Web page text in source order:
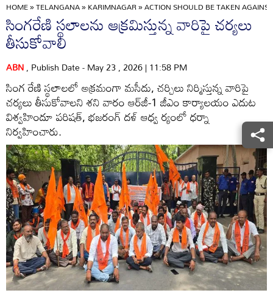
HOME»TELANGANA»KARIMNAGAR»ACTION SHOULD BE TAKEN
సింగరేణి స్థలాలను ఆక్రమిస్తున్న వారిపై చర్యలు
తీసుకోవాలి
ABN, Publish Date - May 23 , 2026 | 11:58 PM
సింగ రేణి స్థలాలలో అక్రమంగా మసీదు, చర్చిలు నిర్మిస్తున్న వారిపై
చర్యలు తీసుకోవాలని శని వారం ఆర్‌జీ-1 జీఎం కార్యాలయం ఎదుట
విశ్వహిందూ పరిషత్‌, భజరంగ్‌ దళ్‌ ఆధ్వ ర్యంలో ధర్నా
నిర్వహించారు.